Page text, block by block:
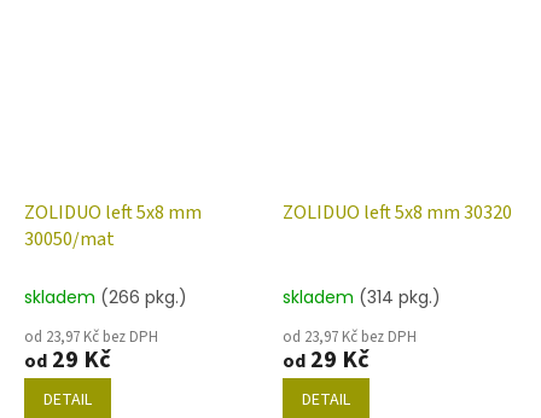
ZOLIDUO left 5x8 mm
30050/mat
skladem (266 pkg.)
od 23,97 Kč bez DPH
od 29 Kč
DETAIL
ZOLIDUO left 5x8 mm 30320
skladem (314 pkg.)
od 23,97 Kč bez DPH
od 29 Kč
DETAIL